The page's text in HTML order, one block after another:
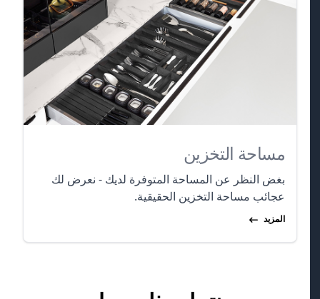
مساحة التخزين
بغض النظر عن المساحة المتوفرة لديك - نعرض لك
عجائب مساحة التخزين الحقيقية.
المزيد